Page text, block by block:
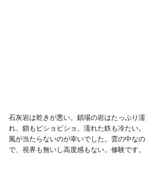
石灰岩は乾きが悪い。鎖場の岩はたっぷり濡
れ、鎖もビショビショ、濡れた鉄も冷たい。
風が当たらないのが幸いでした。雲の中なの
で、視界も無いし高度感もない。修験です。